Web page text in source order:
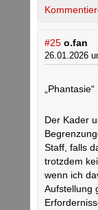
#25 o.fan
26.01.2026
„Phantasie“
Der Kader
Staff, falls
trotzdem
wenn ich
Aufstellung